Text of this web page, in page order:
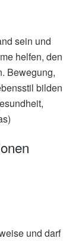
sein und
helfen, den
Bewegung,
bilden
und darf